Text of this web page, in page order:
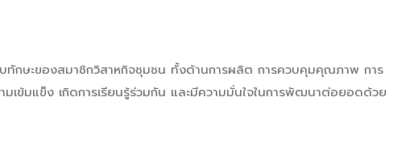
ทักษะของสมาชิกวิสาหกิจชุมชน ทั้งด้านการผลิต การควบคุมคุณภาพ การ
ข้มแข็ง เกิดการเรียนรู้ร่วมกัน และมีความมั่นใจในการพัฒนาต่อยอดด้วย